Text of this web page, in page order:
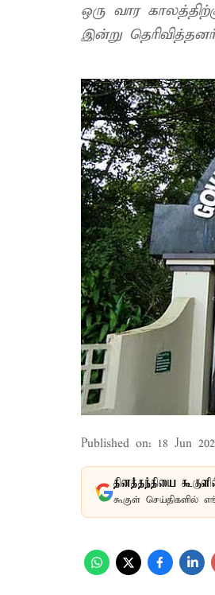
ஒரு வார
இன்று
Published on: 18 Jun
தினத்தந்தியை
கூகுள் செய்திகளில்